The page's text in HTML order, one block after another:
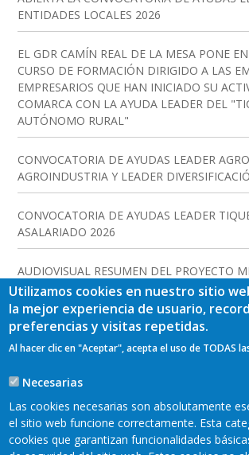
ENTIDADES LOCALES 2026
EL GDR CAMÍN REAL DE LA MESA PONE
CURSO DE FORMACIÓN DIRIGIDO A LAS
EMPRESARIOS QUE HAN INICIADO SU
COMARCA CON LA AYUDA LEADER DEL
AUTÓNOMO RURAL"
CONVOCATORIA DE AYUDAS LEADER
AGROINDUSTRIA Y LEADER
CONVOCATORIA DE AYUDAS LEADER
ASALARIADO 2026
AUDIOVISUAL RESUMEN DEL PROYECTO
Utilizamos cookies en nuestro sitio
la mejor experiencia de usuario,
preferencias y visitas repetidas.
Al hacer clic en "Aceptar", acepta el uso de TODAS
Necesarias
Las cookies necesarias son absolutamente
el sitio web funcione correctamente. Esta
cookies que garantizan funcionalidades